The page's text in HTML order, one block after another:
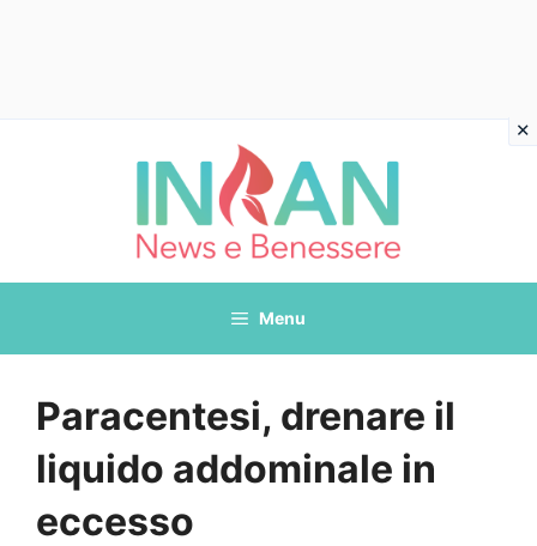
Menu
Paracentesi, drenare il
liquido addominale in
eccesso